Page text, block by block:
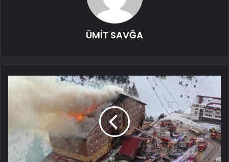
ÜMİT SAVĞA